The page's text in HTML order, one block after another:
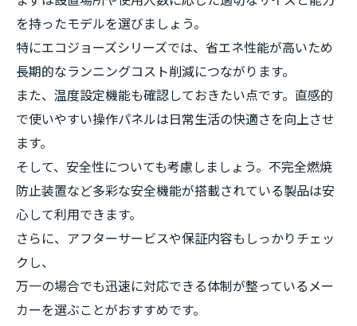
を持ったモデルを選びましょう。
特にエコジョーズシリーズでは、省エネ性能が高いため
長期的なランニングコスト削減につながります。
また、温度設定機能も確認しておきたい点です。直感的
で使いやすい操作パネルは日常生活の快適さを向上させ
ます。
そして、安全性についても考慮しましょう。不完全燃焼
防止装置など多彩な安全機能が搭載されている製品は安
心して利用できます。
さらに、アフターサービスや保証内容もしっかりチェッ
クし、
万一の場合でも迅速に対応できる体制が整っているメー
カーを選ぶことがおすすめです。